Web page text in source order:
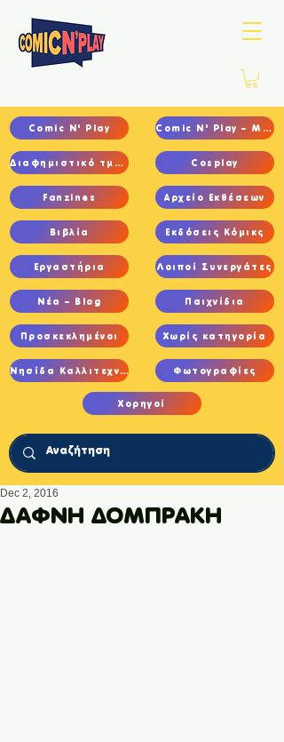
Comic N' Play
Διαφημιστικό τμήμα
Fanzines
Βιβλία
Εργαστήρια
Νέα – Blog
Προσκεκλημένοι
Νησίδα Καλλιτεχνών
Comic N' Play – Main
Cosplay
Αρχείο Εκθέσεων
Εκδόσεις Κόμικς
Λοιποί Συνεργάτες
Παιχνίδια
Χωρίς κατηγορία
Φωτογραφίες
Χορηγοί
ΔΑΦΝΗ ΔΟΜΠΡΑΚΗ
Dec 2, 2016